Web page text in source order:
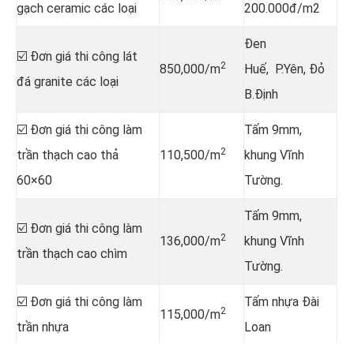
gạch ceramic các loại
200.000đ/m2
☑️ Đơn giá thi công lát
đá granite các loại
850,000/m2
Đen
Huế, P.Yên, Đỏ
B.Định
☑️ Đơn giá thi công làm
trần thạch cao thả
60×60
110,500/m2
Tấm 9mm,
khung Vĩnh
Tường.
☑️ Đơn giá thi công làm
trần thạch cao chìm
136,000/m2
Tấm 9mm,
khung Vĩnh
Tường.
☑️ Đơn giá thi công làm
trần nhựa
115,000/m2
Tấm nhựa Đài
Loan